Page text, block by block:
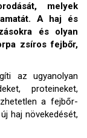
melyek
A haj és
és olyan
zsíros fejbőr,
az ugyanolyan
proteineket,
a fejbőr-
haj növekedését,